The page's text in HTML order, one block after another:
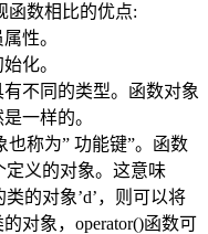
函数相比的优点:
性。
化。
不同的类型。函数对象
一样的。
也称为” 功能键”。函数
定义的对象。这意味
的对象’d’，则可以将
对象，operator()函数可